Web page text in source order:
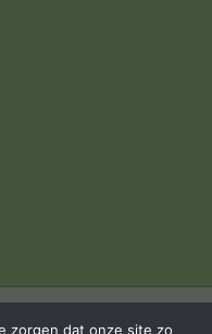
zorgen dat onze site zo